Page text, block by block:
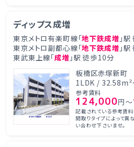
ディップス成増
東京メトロ有楽町線「地下鉄成増 」
東京メトロ副都心線「地下鉄成増 」
東武東上線「成増 」駅 徒歩10分
板橋区赤塚新町
1LDK / 32.58m²
参考賃料
124,000円～
記載されている参考賃料
間取りタイプによって異
い合わせ下さいませ。